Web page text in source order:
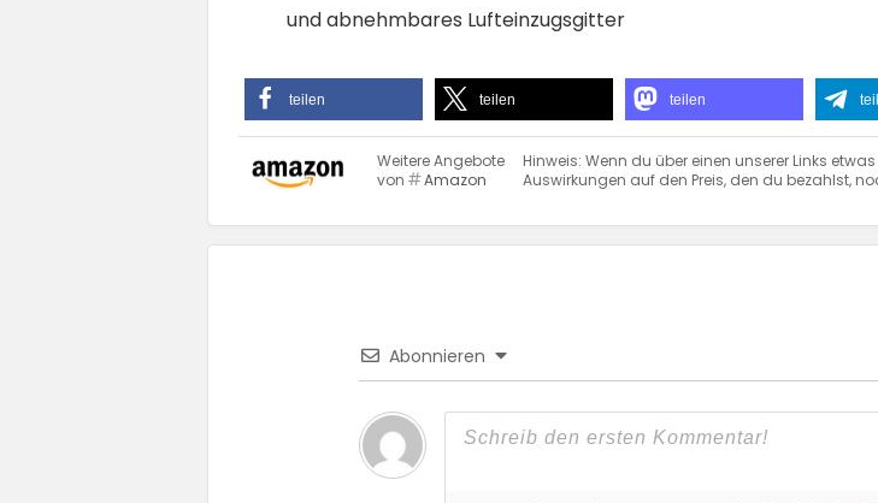
und abnehmbares Lufteinzugsgitter
teilen teilen teilen
Weitere Angebote
von
Amazon
Hinweis: Wenn du über einen unserer Links
Auswirkungen auf den Preis, den du bezahlst,
Abonnieren